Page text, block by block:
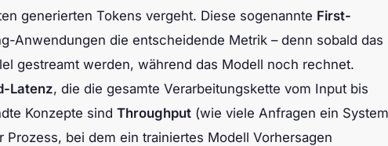
generierten Tokens vergeht. Diese sogenannte First-
Anwendungen die entscheidende Metrik – denn sobald das
gestreamt werden, während das Modell noch rechnet.
Latenz, die die gesamte Verarbeitungskette vom Input bis
Konzepte sind Throughput (wie viele Anfragen ein System
Prozess, bei dem ein trainiertes Modell Vorhersagen